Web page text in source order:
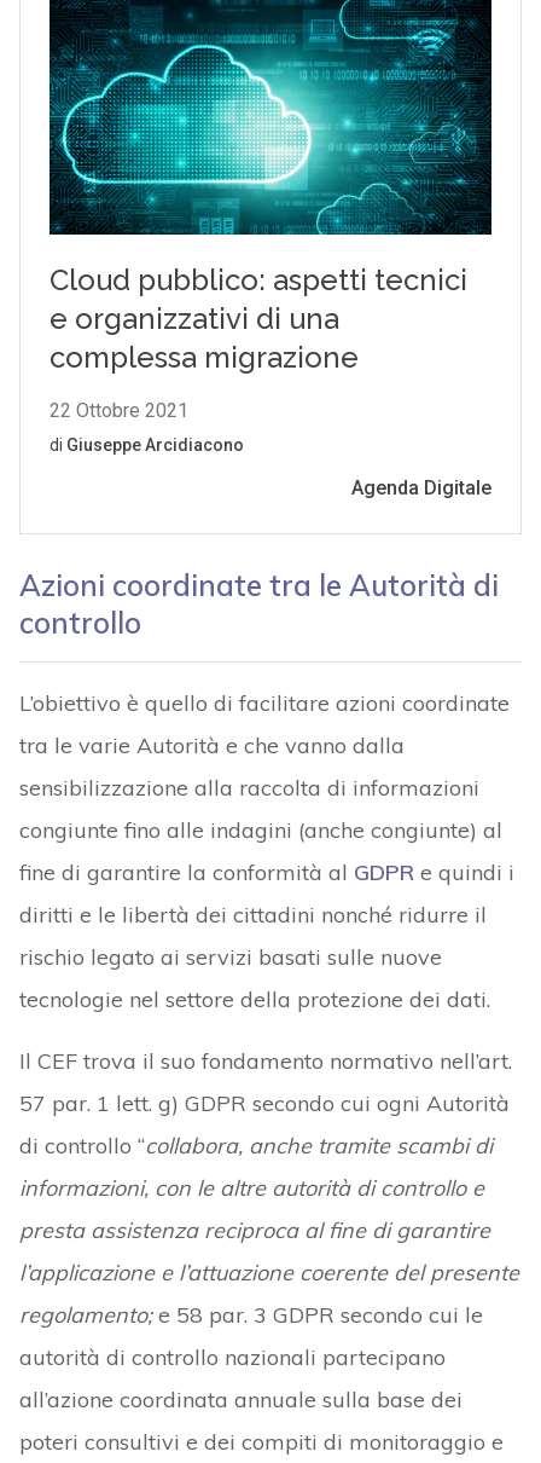
Azioni coordinate tra le Autorità di
controllo
L’obiettivo è quello di facilitare azioni coordinate
tra le varie Autorità e che vanno dalla
sensibilizzazione alla raccolta di informazioni
congiunte fino alle indagini (anche congiunte) al
fine di garantire la conformità al GDPRe quindi i
diritti e le libertà dei cittadini nonché ridurre il
rischio legato ai servizi basati sulle nuove
tecnologie nel settore della protezione dei dati.
Il CEF trova il suo fondamento normativo nell’art.
57 par. 1 lett. g) GDPR secondo cui ogni Autorità
di controllo “collabora, anche tramite scambi di
informazioni, con le altre autorità di controllo e
presta assistenza reciproca al fine di garantire
l’applicazione e l’attuazione coerente del presente
regolamento;e 58 par. 3 GDPR secondo cui le
autorità di controllo nazionali partecipano
all’azione coordinata annuale sulla base dei
poteri consultivi e dei compiti di monitoraggio e